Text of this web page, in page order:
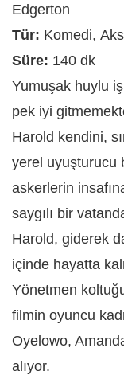
Edgerton
Tür: Komedi,
Süre: 140 dk
Yumuşak huylu
pek iyi
Harold kendini,
yerel uyuşturucu
askerlerin
saygılı bir
Harold, giderek
içinde hayatta
Yönetmen
filmin oyuncu
Oyelowo,
alıyor.